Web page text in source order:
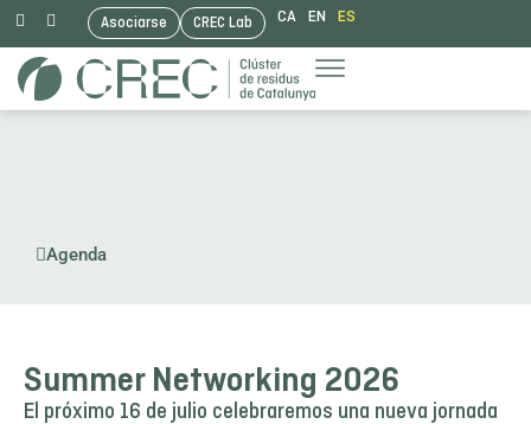
Saltar
al
Asociarse CREC Lab CA EN ES
Agenda
Summer Networking 2026
El próximo 16 de julio celebraremos una nueva jornada